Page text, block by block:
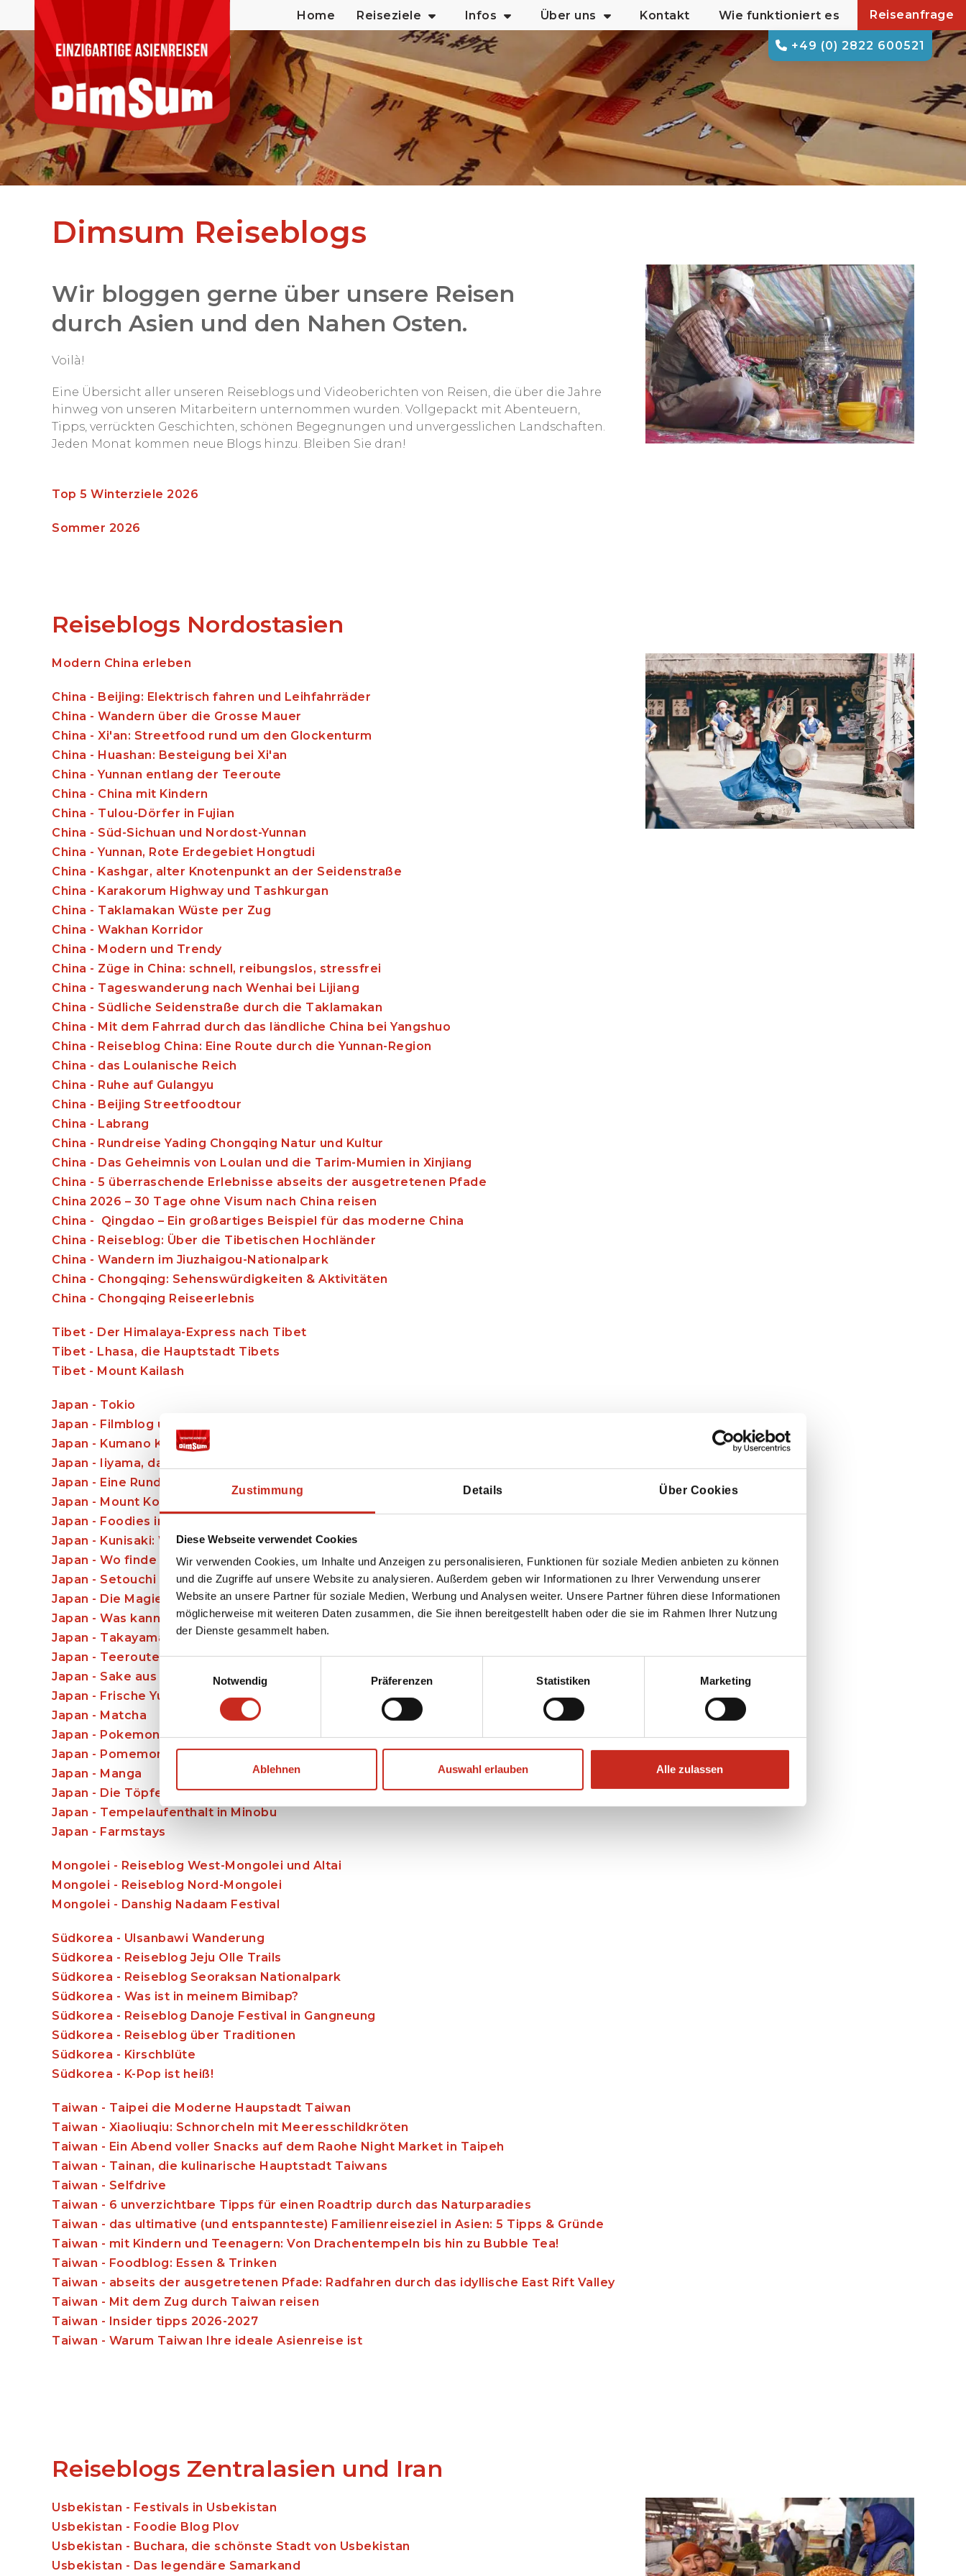
Zustimmung Details Über Cookies
Diese Webseite verwendet Cookies
Wir verwenden Cookies, um Inhalte und Anzeigen zu personalisieren, Funktionen für soziale Medien anbieten zu können
und die Zugriffe auf unsere Website zu analysieren. Außerdem geben wir Informationen zu Ihrer Verwendung unserer
Website an unsere Partner für soziale Medien, Werbung und Analysen weiter. Unsere Partner führen diese Informationen
möglicherweise mit weiteren Daten zusammen, die Sie ihnen bereitgestellt haben oder die sie im Rahmen Ihrer Nutzung
der Dienste gesammelt haben.
Notwendig
Präferenzen Statistiken Marketing
Ablehnen Auswahl erlauben Alle zulassen
+49 (0) 2822 600521
Home Reiseziele Infos Über uns Kontakt Wie funktioniert es Reiseanfrage
Dimsum Reiseblogs
Wir bloggen gerne über unsere Reisen
durch Asien und den Nahen Osten.
Voilà!
Eine Übersicht aller unseren Reiseblogs und Videoberichten von Reisen, die über die Jahre
hinweg von unseren Mitarbeitern unternommen wurden. Vollgepackt mit Abenteuern,
Tipps, verrückten Geschichten, schönen Begegnungen und unvergesslichen Landschaften.
Jeden Monat kommen neue Blogs hinzu. Bleiben Sie dran!
Top 5 Winterziele 2026
Sommer 2026
Reiseblogs Nordostasien
Modern China erleben
China - Beijing: Elektrisch fahren und Leihfahrräder
China - Wandern über die Grosse Mauer
China - Xi'an: Streetfood rund um den Glockenturm
China - Huashan: Besteigung bei Xi'an
China - Yunnan entlang der Teeroute
China - China mit Kindern
China - Tulou-Dörfer in Fujian
China - Süd-Sichuan und Nordost-Yunnan
China - Yunnan, Rote Erdegebiet Hongtudi
China - Kashgar, alter Knotenpunkt an der Seidenstraße
China - Karakorum Highway und Tashkurgan
China - Taklamakan Wüste per Zug
China - Wakhan Korridor
China - Modern und Trendy
China - Züge in China: schnell, reibungslos, stressfrei
China - Tageswanderung nach Wenhai bei Lijiang
China - Südliche Seidenstraße durch die Taklamakan
China - Mit dem Fahrrad durch das ländliche China bei Yangshuo
China - Reiseblog China: Eine Route durch die Yunnan-Region
China - das Loulanische Reich
China - Ruhe auf Gulangyu
China - Beijing Streetfoodtour
China - Labrang
China - Rundreise Yading Chongqing Natur und Kultur
China - Das Geheimnis von Loulan und die Tarim-Mumien in Xinjiang
China - 5 überraschende Erlebnisse abseits der ausgetretenen Pfade
China 2026 – 30 Tage ohne Visum nach China reisen
China - Qingdao – Ein großartiges Beispiel für das moderne China
China - Reiseblog: Über die Tibetischen Hochländer
China - Wandern im Jiuzhaigou-Nationalpark
China - Chongqing: Sehenswürdigkeiten & Aktivitäten
China - Chongqing Reiseerlebnis
Tibet - Der Himalaya-Express nach Tibet
Tibet - Lhasa, die Hauptstadt Tibets
Tibet - Mount Kailash
Japan - Tokio
Japan - Filmblog über den japanischen Film Monster
Japan - Kumano Kodo Pilgerweg
Japan - Iiyama, das beste Geheimnis in Japan
Japan - Eine Rundreise durch einen unserer Mitarbeiter
Japan - Mount Koya - Goma Ritual
Japan - Foodies in Japan, von Starbucks Kaffee zu Wagyu-Rinderbraten
Japan - Kunisaki: Wandern über Moos und Stein
Japan - Wo finde ich Ghibli in Japan?
Japan - Setouchi Art Triennale 2025: Hurra!
Japan - Die Magie der japanischen Onsen
Japan - Was kann ich in Japan mit Kindern unternehmen?
Japan - Takayama besuchen im Herzen der japanischen Alpen
Japan - Teeroute in Shizuoka
Japan - Sake aus Kochi
Japan - Frische Yuzu aus Kochi
Japan - Matcha
Japan - Pokemon in Japan
Japan - Pomemonpark 2026
Japan - Manga
Japan - Die Töpfertradition von Bizen in Japan
Japan - Tempelaufenthalt in Minobu
Japan - Farmstays
Mongolei - Reiseblog West-Mongolei und Altai
Mongolei - Reiseblog Nord-Mongolei
Mongolei - Danshig Nadaam Festival
Südkorea - Ulsanbawi Wanderung
Südkorea - Reiseblog Jeju Olle Trails
Südkorea - Reiseblog Seoraksan Nationalpark
Südkorea - Was ist in meinem Bimibap?
Südkorea - Reiseblog Danoje Festival in Gangneung
Südkorea - Reiseblog über Traditionen
Südkorea - Kirschblüte
Südkorea - K-Pop ist heiß!
Taiwan - Taipei die Moderne Haupstadt Taiwan
Taiwan - Xiaoliuqiu: Schnorcheln mit Meeresschildkröten
Taiwan - Ein Abend voller Snacks auf dem Raohe Night Market in Taipeh
Taiwan - Tainan, die kulinarische Hauptstadt Taiwans
Taiwan - Selfdrive
Taiwan - 6 unverzichtbare Tipps für einen Roadtrip durch das Naturparadies
Taiwan - das ultimative (und entspannteste) Familienreiseziel in Asien: 5 Tipps & Gründe
Taiwan - mit Kindern und Teenagern: Von Drachentempeln bis hin zu Bubble Tea!
Taiwan - Foodblog: Essen & Trinken
Taiwan - abseits der ausgetretenen Pfade: Radfahren durch das idyllische East Rift Valley
Taiwan - Mit dem Zug durch Taiwan reisen
Taiwan - Insider tipps 2026-2027
Taiwan - Warum Taiwan Ihre ideale Asienreise ist
Reiseblogs Zentralasien und Iran
Usbekistan - Festivals in Usbekistan
Usbekistan - Foodie Blog Plov
Usbekistan - Buchara, die schönste Stadt von Usbekistan
Usbekistan - Das legendäre Samarkand